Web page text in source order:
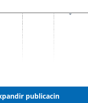
publicacin